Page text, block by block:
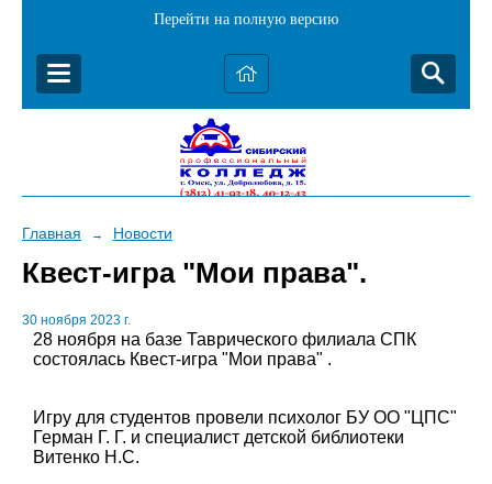
Перейти на полную версию
Главная → Новости
Квест-игра "Мои права".
30 ноября 2023 г.
28 ноября на базе Таврического филиала СПК
состоялась Квест-игра "Мои права" .
Игру для студентов провели психолог БУ ОО "ЦПС"
Герман Г. Г. и специалист детской библиотеки
Витенко Н.С.